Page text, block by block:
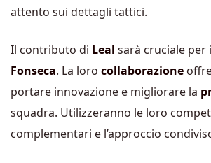
attento sui dettagli tattici.
Il contributo di Leal sarà cruciale per
Fonseca. La loro collaborazione
portare innovazione e migliorare la
squadra. Utilizzeranno le loro
complementari e l’approccio